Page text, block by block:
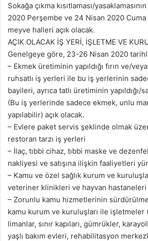
Sokağa çıkma kısıtlaması/
2020 Perşembe ve 24 Nisan 2020
meyve halleri açık olacak.
AÇIK OLACAK İŞ YERİ, İŞLETME VE
Genelgeye göre, 23-26 Nisan 2020
– Ekmek üretiminin yapıldığı fırın ve/
ruhsatlı iş yerleri ile bu iş yerlerinin
bayileri, ayrıca tatlı üretiminin yapıldığı/
(Bu iş yerlerinde sadece ekmek, unlu
yapılabilir) açık olacak.
– Evlere paket servis şeklinde olmak
restoran tarzı iş yerleri
– İlaç, tıbbi cihaz, tıbbi maske ve
nakliyesi ve satışına ilişkin faaliyetleri
– Kamu ve özel sağlık kurum ve
veteriner klinikleri ve hayvan hastaneleri
– Zorunlu kamu hizmetlerinin
kamu kurum ve kuruluşları ile işletmeler
limanlar, sınır kapıları, gümrükler,
yaşlı bakım evleri, rehabilitasyon